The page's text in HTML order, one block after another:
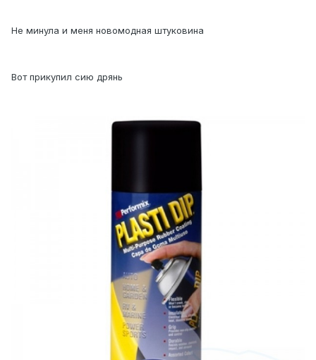
Не минула и меня новомодная штуковина
Вот прикупил сию дрянь